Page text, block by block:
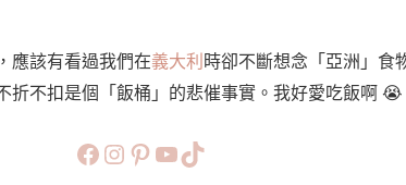
應該有看過我們在義大利 時卻不斷想念「亞洲」食
折不扣是個「飯桶」的悲催事實。我好愛吃飯啊 😭
https://www.facebook.com/
https://www.instagram.com/
https://
旅行美食小短片TikTok